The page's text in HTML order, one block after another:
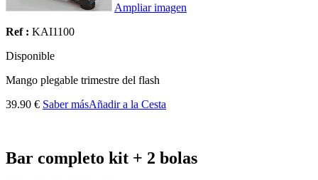
Ampliar imagen
Ref : KAI1100
Disponible
Mango plegable trimestre del flash
39.90 € Saber másAñadir a la Cesta
Bar completo kit + 2 bolas